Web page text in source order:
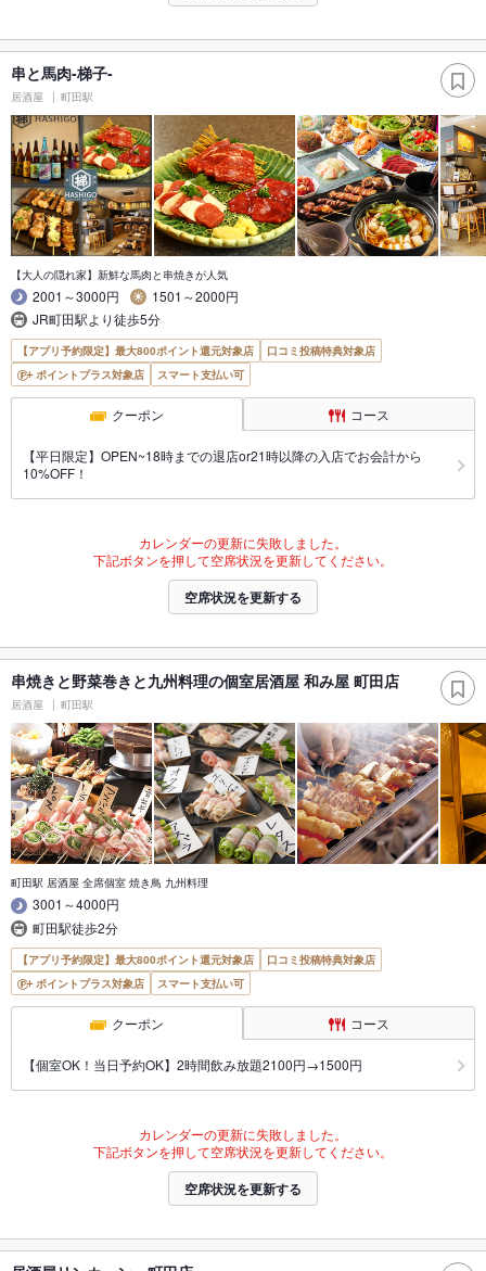
串と馬肉-梯子-
居酒屋 町田駅
【大人の隠れ家】新鮮な馬肉と串焼きが人気
2001～3000円
1501～2000円
JR町田駅より徒歩5分
【アプリ予約限定】最大800ポイント還元対象店
口コミ投稿特典対象店
ポイントプラス対象店
スマート支払い可
クーポン コース
【平日限定】OPEN~18時までの退店or21時以降の入店でお会計から
10%OFF！
カレンダーの更新に失敗しました。
下記ボタンを押して空席状況を更新してください。
空席状況を更新する
串焼きと野菜巻きと九州料理の個室居酒屋 和み屋 町田店
居酒屋 町田駅
町田駅 居酒屋 全席個室 焼き鳥 九州料理
3001～4000円
町田駅徒歩2分
【アプリ予約限定】最大800ポイント還元対象店
口コミ投稿特典対象店
ポイントプラス対象店
スマート支払い可
クーポン コース
【個室OK！当日予約OK】2時間飲み放題2100円→1500円
カレンダーの更新に失敗しました。
下記ボタンを押して空席状況を更新してください。
空席状況を更新する